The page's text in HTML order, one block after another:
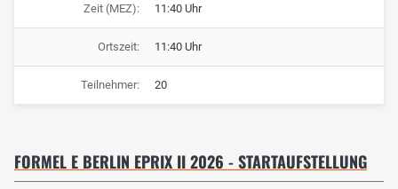
Zeit (MEZ): 11:40 Uhr
Ortszeit: 11:40 Uhr
Teilnehmer: 20
FORMEL E BERLIN EPRIX II 2026 - STARTAUFSTELLUNG